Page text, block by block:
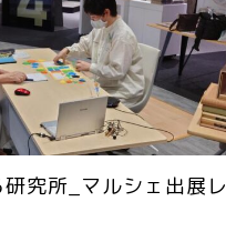
究所_マルシェ出展レ